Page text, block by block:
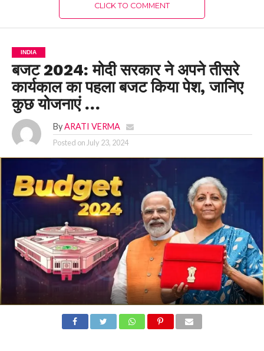
CLICK TO COMMENT
INDIA
बजट 2024: मोदी सरकार ने अपने तीसरे
कार्यकाल का पहला बजट किया पेश, जानिए
कुछ योजनाएं …
By ARATI VERMA
Posted on July 23, 2024